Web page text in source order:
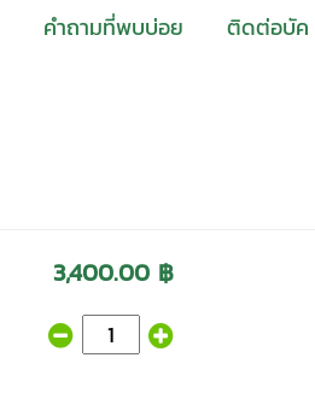
คำถามที่พบบ่อย ติดต่อบัค
3,400.00 ฿